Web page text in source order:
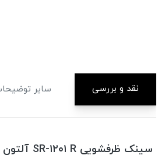
نقد و بررسی سایر
سینک ظرفشویی SR-۱۲۰۱ R آلتون